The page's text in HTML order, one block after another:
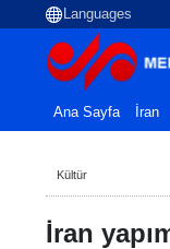
Ana Sayfa İran
Kültür
İran